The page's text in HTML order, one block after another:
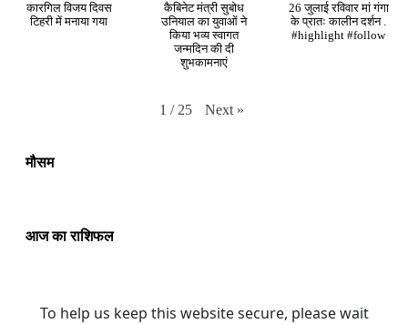
कारगिल विजय दिवस
टिहरी में मनाया गया
कैबिनेट मंत्री सुबोध
उनियाल का युवाओं ने
किया भव्य स्वागत
जन्मदिन की दी
शुभकामनाएं
26 जुलाई रविवार मां गंगा
के प्रातः कालीन दर्शन .
#highlight #follow
1 / 25 Next »
मौसम
आज का राशिफल